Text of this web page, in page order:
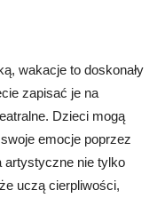
wakacje to doskonały
zapisać je na
Dzieci mogą
emocje poprzez
artystyczne nie tylko
uczą cierpliwości,